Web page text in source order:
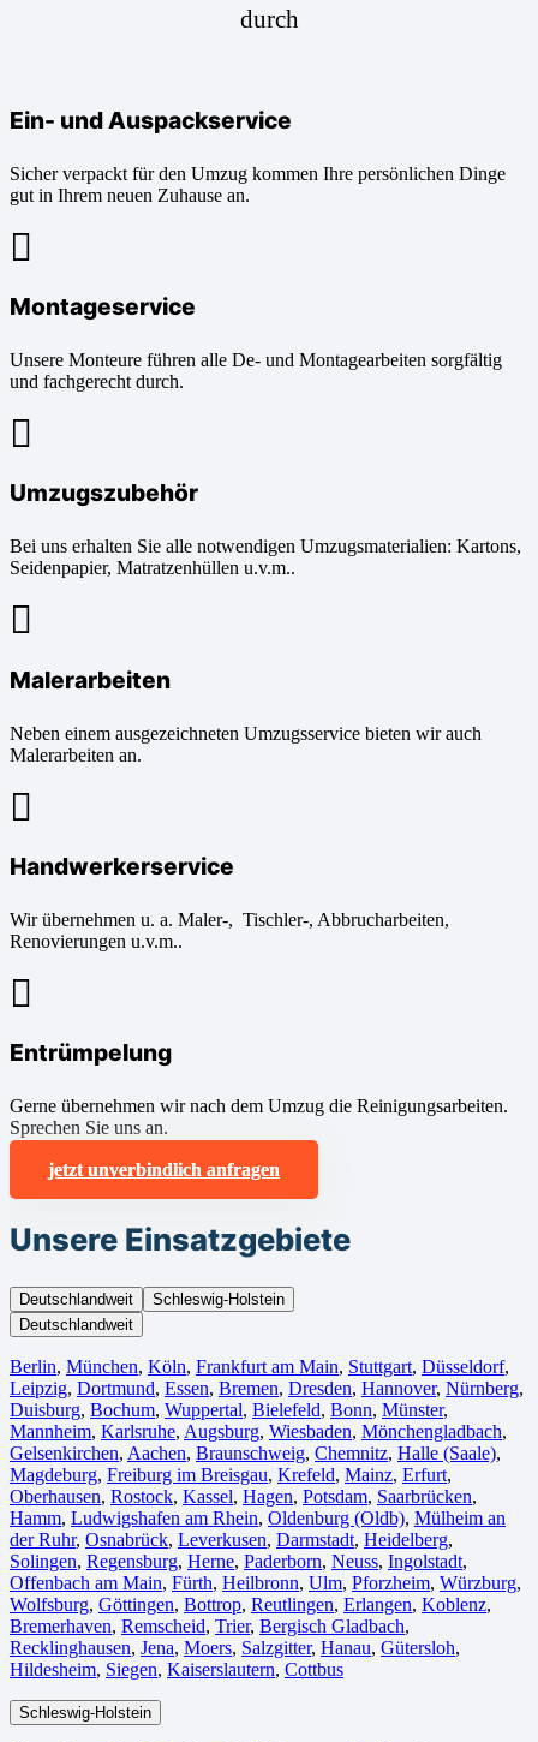
durch
Ein- und Auspackservice
Sicher verpackt für den Umzug kommen Ihre persönlichen Dinge
gut in Ihrem neuen Zuhause an.
Montageservice
Unsere Monteure führen alle De- und Montagearbeiten sorgfältig
und fachgerecht durch.
Umzugszubehör
Bei uns erhalten Sie alle notwendigen Umzugsmaterialien: Kartons,
Seidenpapier, Matratzenhüllen u.v.m..
Malerarbeiten
Neben einem ausgezeichneten Umzugsservice bieten wir auch
Malerarbeiten an.
Handwerkerservice
Wir übernehmen u. a. Maler-, Tischler-, Abbrucharbeiten,
Renovierungen u.v.m..
Entrümpelung
Gerne übernehmen wir nach dem Umzug die Reinigungsarbeiten.
Sprechen Sie uns an.
jetzt unverbindlich anfragen
Unsere Einsatzgebiete
Deutschlandweit
Schleswig-Holstein
Deutschlandweit
Berlin⁠, München, Köln⁠, Frankfurt am Main, Stuttgart, Düsseldorf,
Leipzig, Dortmund, Essen, Bremen, Dresden, Hannover, Nürnberg,
Duisburg⁠, Bochum, Wuppertal⁠, Bielefeld⁠, Bonn⁠, Münster⁠,
Mannheim, Karlsruhe, Augsburg, Wiesbaden⁠, Mönchengladbach⁠,
Gelsenkirchen⁠, Aachen⁠, Braunschweig, Chemnitz⁠, Halle (Saale)⁠,
Magdeburg, Freiburg im Breisgau⁠, Krefeld⁠, Mainz⁠, Erfurt,
Oberhausen⁠, Rostock⁠, Kassel⁠, Hagen, Potsdam, Saarbrücken⁠,
Hamm, Ludwigshafen am Rhein⁠, Oldenburg (Oldb), Mülheim an
der Ruhr, Osnabrück⁠, Leverkusen, Darmstadt⁠, Heidelberg,
Solingen, Regensburg, Herne⁠, Paderborn, Neuss, Ingolstadt,
Offenbach am Main, Fürth⁠, Heilbronn, Ulm⁠, Pforzheim, Würzburg,
Wolfsburg⁠, Göttingen, Bottrop, Reutlingen, Erlangen⁠, Koblenz,
Bremerhaven⁠, Remscheid, Trier⁠, Bergisch Gladbach,
Recklinghausen, Jena⁠, Moers⁠, Salzgitter⁠, Hanau, Gütersloh,
Hildesheim⁠, Siegen⁠, Kaiserslautern⁠, Cottbus⁠
Schleswig-Holstein